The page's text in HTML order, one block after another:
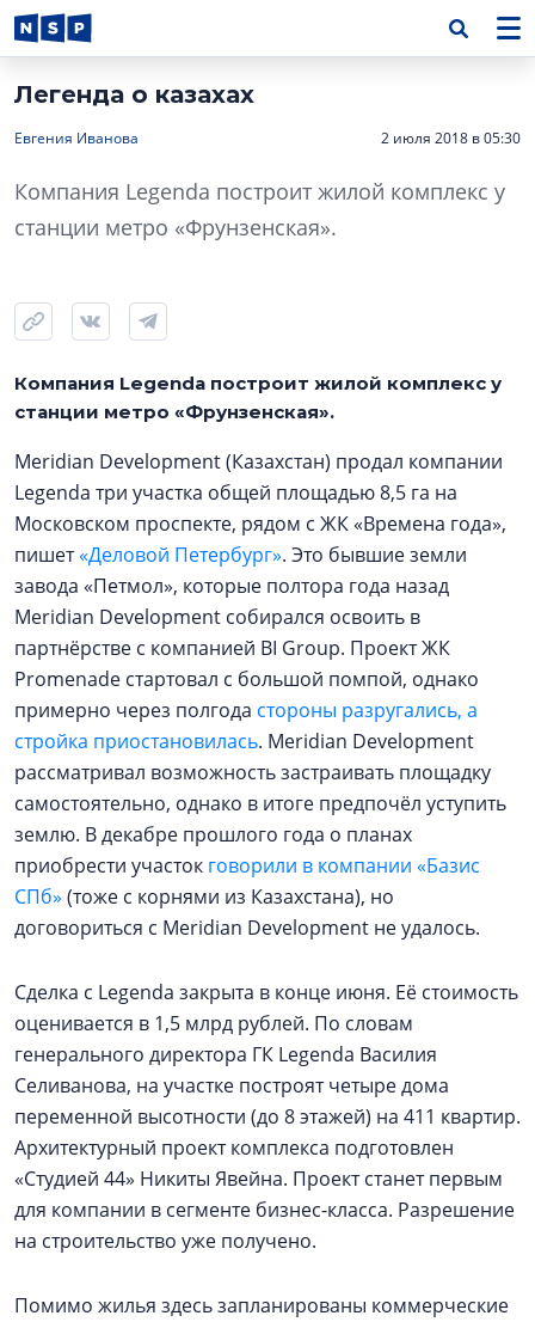
Легенда о казахах
Евгения Иванова 2 июля 2018 в 05:30
Компания Legenda построит жилой комплекс у
станции метро «Фрунзенская».
Компания Legenda построит жилой комплекс у
станции метро «Фрунзенская».
Meridian Development (Казахстан) продал компании
Legenda три участка общей площадью 8,5 га на
Московском проспекте, рядом с ЖК «Времена года»,
пишет«Деловой Петербург». Это бывшие земли
завода «Петмол», которые полтора года назад
Meridian Development собиралcя освоить в
партнёрстве с компанией BI Group. Проект ЖК
Promenade стартовал с большой помпой, однако
примерно через полгода стороны разругались, а
стройка приостановилась. Meridian Development
рассматривал возможность застраивать площадку
самостоятельно, однако в итоге предпочёл уступить
землю. В декабре прошлого года о планах
приобрести участок говорили в компании «Базис
СПб» (тоже с корнями из Казахстана), но
договориться с Meridian Development не удалось.
Сделка с Legenda закрыта в конце июня. Её стоимость
оценивается в 1,5 млрд рублей. По словам
генерального директора ГК Legenda Василия
Селиванова, на участке построят четыре дома
переменной высотности (до 8 этажей) на 411 квартир.
Архитектурный проект комплекса подготовлен
«Студией 44» Никиты Явейна. Проект станет первым
для компании в сегменте бизнес-класса. Разрешение
на строительство уже получено.
Помимо жилья здесь запланированы коммерческие